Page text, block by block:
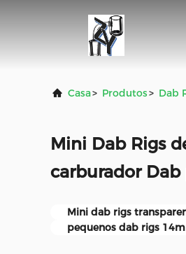
Casa> Produtos> Dab
Mini Dab Rigs
carburador Dab
Mini dab rigs
pequenos dab rigs